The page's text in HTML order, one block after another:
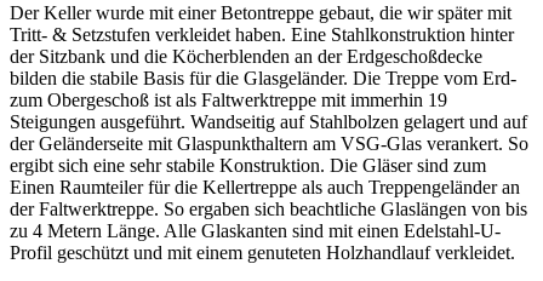
Der Keller wurde mit einer Betontreppe gebaut, die wir später mit
Tritt- & Setzstufen verkleidet haben. Eine Stahlkonstruktion hinter
der Sitzbank und die Köcherblenden an der Erdgeschoßdecke
bilden die stabile Basis für die Glasgeländer. Die Treppe vom Erd-
zum Obergeschoß ist als Faltwerktreppe mit immerhin 19
Steigungen ausgeführt. Wandseitig auf Stahlbolzen gelagert und auf
der Geländerseite mit Glaspunkthaltern am VSG-Glas verankert. So
ergibt sich eine sehr stabile Konstruktion. Die Gläser sind zum
Einen Raumteiler für die Kellertreppe als auch Treppengeländer an
der Faltwerktreppe. So ergaben sich beachtliche Glaslängen von bis
zu 4 Metern Länge. Alle Glaskanten sind mit einen Edelstahl-U-
Profil geschützt und mit einem genuteten Holzhandlauf verkleidet.